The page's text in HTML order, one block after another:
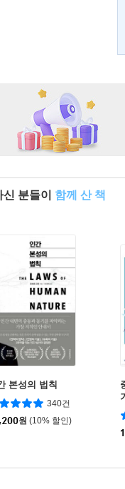
분들이 함께 산 책
본성의 법칙
340건
원 (10% 할인)